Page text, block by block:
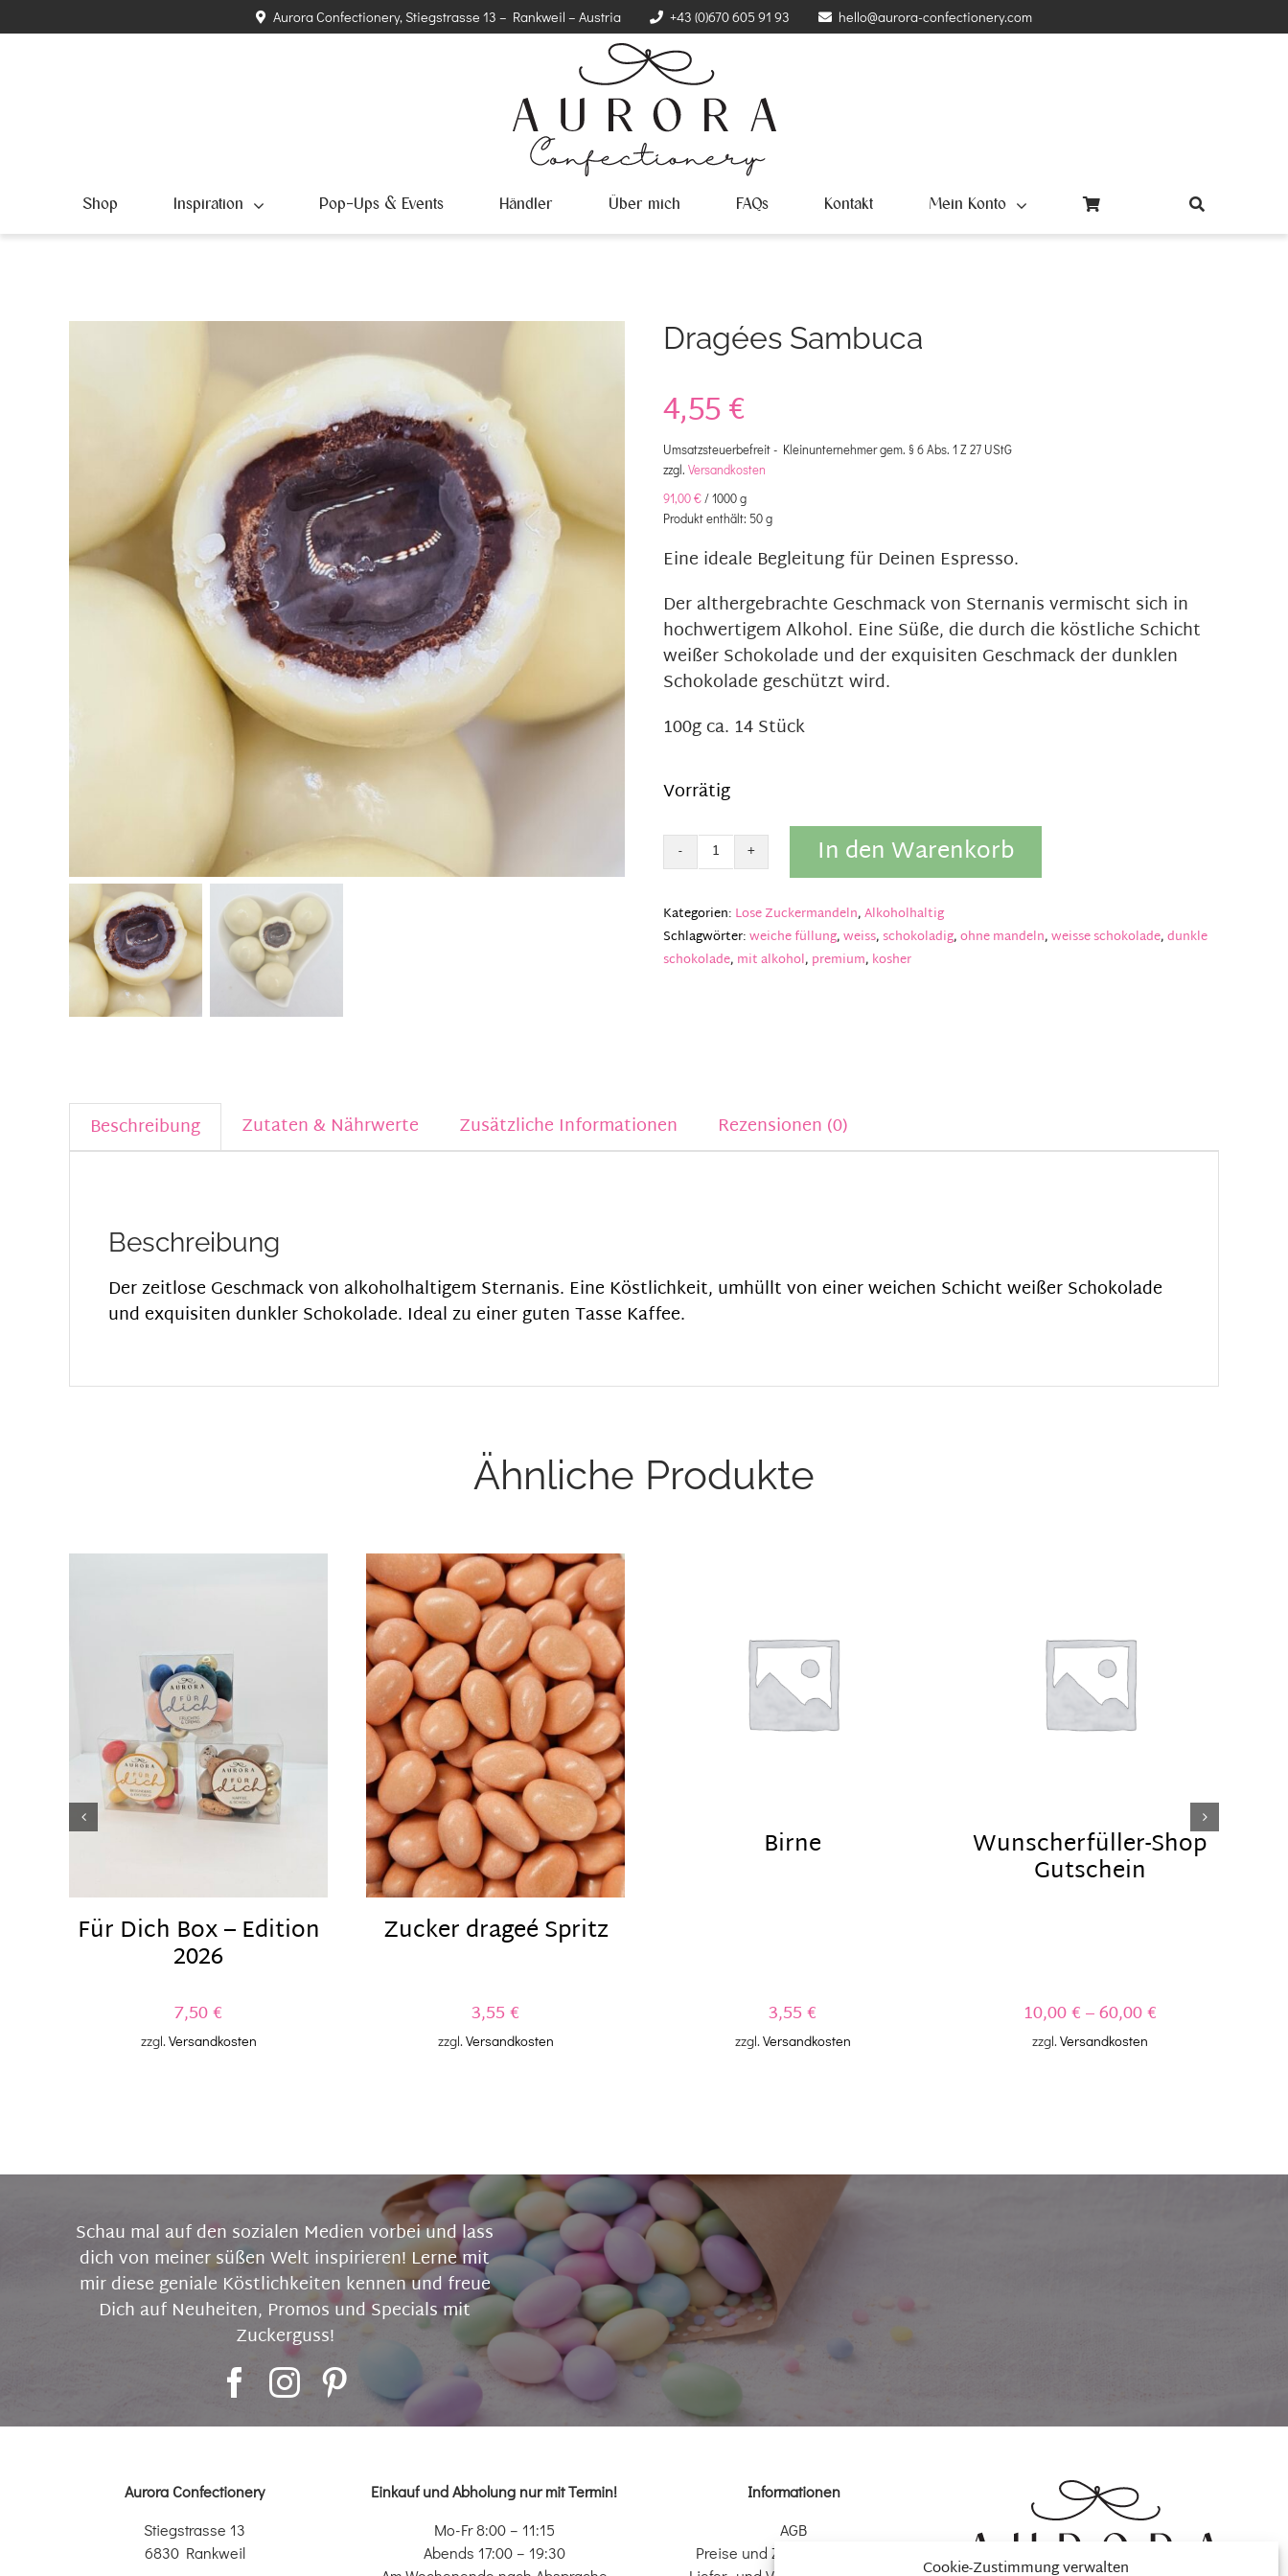
Cookie-Zustimmung verwalten
Inhalt
Aurora Confectionery, Stiegstrasse 13 – Rankweil – Austria +43 (0)670 605 91 93 hello@aurora-confectionery.com
Shop Inspiration Pop-Ups & Events Händler Über mich FAQs Kontakt Mein Konto
Dragées Sambuca
4,55€
Umsatzsteuerbefreit - Kleinunternehmer gem. § 6 Abs. 1 Z 27 UStG
zzgl. Versandkosten
91,00€ /1000g
Produkt enthält: 50g
Eine ideale Begleitung für Deinen Espresso.
Der althergebrachte Geschmack von Sternanis vermischt sich in
hochwertigem Alkohol. Eine Süße, die durch die köstliche Schicht
weißer Schokolade und der exquisiten Geschmack der dunklen
Schokolade geschützt wird.
100g ca. 14 Stück
Vorrätig
Dragées
Menge
In den Warenkorb
Kategorien: Lose Zuckermandeln,Alkoholhaltig
Schlagwörter:weiche füllung,weiss, schokoladig,ohne mandeln,weisse schokolade,dunkle
schokolade, mit alkohol, premium, kosher
Beschreibung Zutaten & Nährwerte Zusätzliche Informationen Rezensionen (0)
Beschreibung
Der zeitlose Geschmack von alkoholhaltigem Sternanis. Eine Köstlichkeit, umhüllt von einer weichen Schicht weißer Schokolade
und exquisiten dunkler Schokolade. Ideal zu einer guten Tasse Kaffee.
Ähnliche Produkte
Für Dich Box – Edition
2026
7,50€
zzgl.Versandkosten
Zucker drageé Spritz
3,55€
zzgl.Versandkosten
Birne
3,55€
zzgl.Versandkosten
Wunscherfüller-Shop
Gutschein
10,00€–60,00€
zzgl.Versandkosten
Schau mal auf den sozialen Medien vorbei und lass
dich von meiner süßen Welt inspirieren! Lerne mit
mir diese geniale Köstlichkeiten kennen und freue
Dich auf Neuheiten, Promos und Specials mit
Zuckerguss!
Aurora Confectionery
Stiegstrasse 13
6830 Rankweil
Einkauf und Abholung nur mit Termin!
Mo-Fr 8:00 – 11:15
Abends 17:00 – 19:30
Informationen
AGB
Preise und Zahlungsoptionen